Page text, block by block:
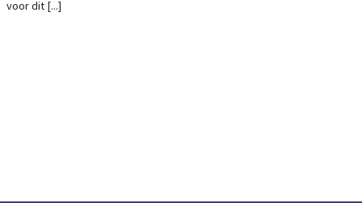
voor dit [...]